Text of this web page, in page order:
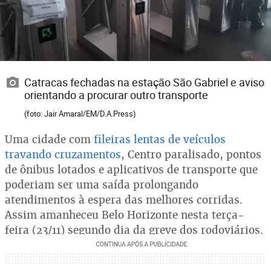
Catracas fechadas na estação São Gabriel e aviso
orientando a procurar outro transporte
(foto: Jair Amaral/EM/D.A.Press)
Uma cidade com fileiras lentas de veículos
travando cruzamentos, Centro paralisado, pontos
de ônibus lotados e aplicativos de transporte que
poderiam ser uma saída prolongando
atendimentos à espera das melhores corridas.
Assim amanheceu Belo Horizonte nesta terça-
feira (23/11) segundo dia da greve dos rodoviários.